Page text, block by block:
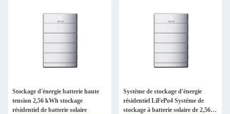
Stockage d'énergie batterie haute
tension 2,56 kWh stockage
résidentiel de batterie solaire
Système de stockage d'énergie
résidentiel LiFePo4 Système de
stockage à batterie solaire de 2,56